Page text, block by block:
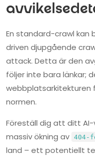
En standard-crawl kan
driven djupgående
attack. Detta är den
följer inte bara länkar;
webbplatsarkitekturen
normen.
Föreställ dig att ditt
massiv ökning av
404-
land – ett potentiellt